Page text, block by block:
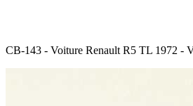
CB-143 - Voiture Renault R5 TL 1972 -